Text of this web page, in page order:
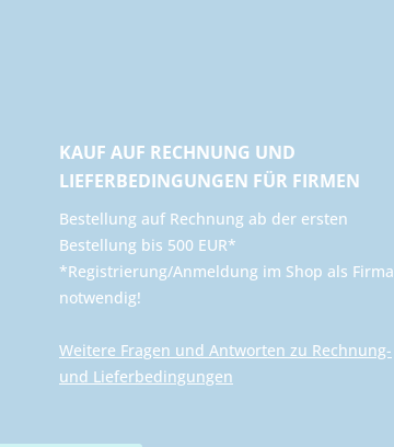
KAUF AUF RECHNUNG UND
LIEFERBEDINGUNGEN FÜR FIRMEN
​Bestellung auf Rechnung ab der ersten
Bestellung bis 500 EUR*
*Registrierung/Anmeldung im Shop als Firma
notwendig!
Weitere Fragen und Antworten zu Rechnung-
und Lieferbedingungen